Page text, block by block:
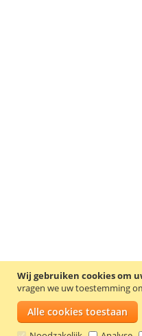
Wij gebruiken cookies om
vragen we uw toestemming
Alle cookies toestaan